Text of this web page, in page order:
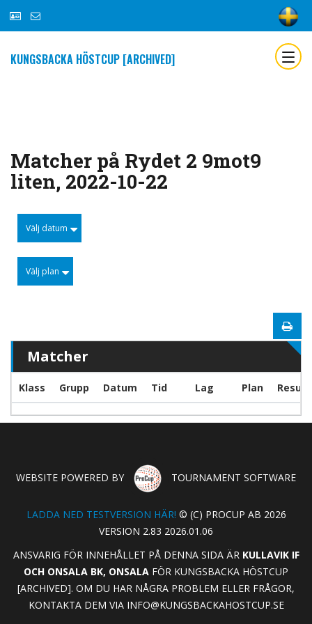
KUNGSBACKA HÖSTCUP [ARCHIVED]
Matcher på Rydet 2 9mot9
liten, 2022-10-22
Välj datum
Välj plan
Matcher
Klass Grupp Datum Tid Lag Plan
WEBSITE POWERED BY TOURNAMENT SOFTWARE
LADDA NED TESTVERSION HÄR! © (C) PROCUP AB 2026
VERSION 2.83 2026.01.06
ANSVARIG FÖR INNEHÅLLET PÅ DENNA SIDA ÄR KULLAVIK IF
OCH ONSALA BK, ONSALA FÖR KUNGSBACKA HÖSTCUP
[ARCHIVED]. OM DU HAR NÅGRA PROBLEM ELLER FRÅGOR,
KONTAKTA DEM VIA INFO@KUNGSBACKAHOSTCUP.SE